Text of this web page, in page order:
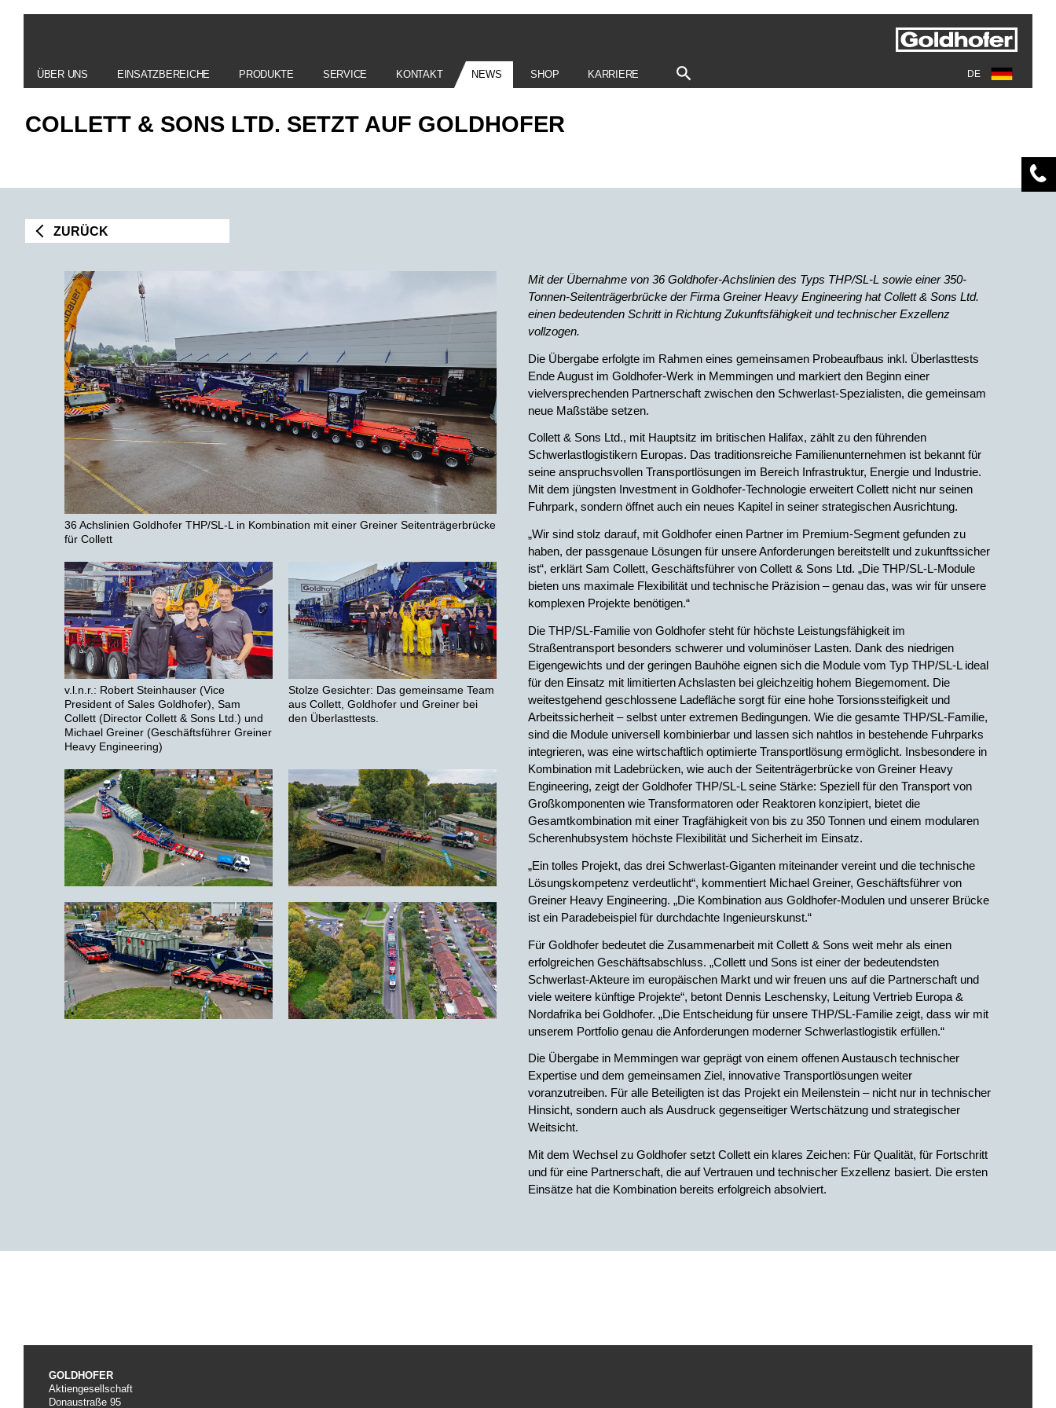
DE
ÜBER UNS EINSATZBEREICHE PRODUKTE SERVICE KONTAKT NEWS SHOP KARRIERE
COLLETT & SONS LTD. SETZT AUF GOLDHOFER
ZURÜCK
36 Achslinien Goldhofer THP/SL-L in Kombination mit einer Greiner Seitenträgerbrücke
für Collett
v.l.n.r.: Robert Steinhauser (Vice
President of Sales Goldhofer), Sam
Collett (Director Collett & Sons Ltd.) und
Michael Greiner (Geschäftsführer Greiner
Heavy Engineering)
Stolze Gesichter: Das gemeinsame Team
aus Collett, Goldhofer und Greiner bei
den Überlasttests.
Mit der Übernahme von 36 Goldhofer-Achslinien des Typs THP/SL-L sowie einer 350-
Tonnen-Seitenträgerbrücke der Firma Greiner Heavy Engineering hat Collett & Sons Ltd.
einen bedeutenden Schritt in Richtung Zukunftsfähigkeit und technischer Exzellenz
vollzogen.
Die Übergabe erfolgte im Rahmen eines gemeinsamen Probeaufbaus inkl. Überlasttests
Ende August im Goldhofer-Werk in Memmingen und markiert den Beginn einer
vielversprechenden Partnerschaft zwischen den Schwerlast-Spezialisten, die gemeinsam
neue Maßstäbe setzen.
Collett & Sons Ltd., mit Hauptsitz im britischen Halifax, zählt zu den führenden
Schwerlastlogistikern Europas. Das traditionsreiche Familienunternehmen ist bekannt für
seine anspruchsvollen Transportlösungen im Bereich Infrastruktur, Energie und Industrie.
Mit dem jüngsten Investment in Goldhofer-Technologie erweitert Collett nicht nur seinen
Fuhrpark, sondern öffnet auch ein neues Kapitel in seiner strategischen Ausrichtung.
„Wir sind stolz darauf, mit Goldhofer einen Partner im Premium-Segment gefunden zu
haben, der passgenaue Lösungen für unsere Anforderungen bereitstellt und zukunftssicher
ist“, erklärt Sam Collett, Geschäftsführer von Collett & Sons Ltd. „Die THP/SL-L-Module
bieten uns maximale Flexibilität und technische Präzision – genau das, was wir für unsere
komplexen Projekte benötigen.“
Die THP/SL-Familie von Goldhofer steht für höchste Leistungsfähigkeit im
Straßentransport besonders schwerer und voluminöser Lasten. Dank des niedrigen
Eigengewichts und der geringen Bauhöhe eignen sich die Module vom Typ THP/SL-L ideal
für den Einsatz mit limitierten Achslasten bei gleichzeitig hohem Biegemoment. Die
weitestgehend geschlossene Ladefläche sorgt für eine hohe Torsionssteifigkeit und
Arbeitssicherheit – selbst unter extremen Bedingungen. Wie die gesamte THP/SL-Familie,
sind die Module universell kombinierbar und lassen sich nahtlos in bestehende Fuhrparks
integrieren, was eine wirtschaftlich optimierte Transportlösung ermöglicht. Insbesondere in
Kombination mit Ladebrücken, wie auch der Seitenträgerbrücke von Greiner Heavy
Engineering, zeigt der Goldhofer THP/SL-L seine Stärke: Speziell für den Transport von
Großkomponenten wie Transformatoren oder Reaktoren konzipiert, bietet die
Gesamtkombination mit einer Tragfähigkeit von bis zu 350 Tonnen und einem modularen
Scherenhubsystem höchste Flexibilität und Sicherheit im Einsatz.
„Ein tolles Projekt, das drei Schwerlast-Giganten miteinander vereint und die technische
Lösungskompetenz verdeutlicht“, kommentiert Michael Greiner, Geschäftsführer von
Greiner Heavy Engineering. „Die Kombination aus Goldhofer-Modulen und unserer Brücke
ist ein Paradebeispiel für durchdachte Ingenieurskunst.“
Für Goldhofer bedeutet die Zusammenarbeit mit Collett & Sons weit mehr als einen
erfolgreichen Geschäftsabschluss. „Collett und Sons ist einer der bedeutendsten
Schwerlast-Akteure im europäischen Markt und wir freuen uns auf die Partnerschaft und
viele weitere künftige Projekte“, betont Dennis Leschensky, Leitung Vertrieb Europa &
Nordafrika bei Goldhofer. „Die Entscheidung für unsere THP/SL-Familie zeigt, dass wir mit
unserem Portfolio genau die Anforderungen moderner Schwerlastlogistik erfüllen.“
Die Übergabe in Memmingen war geprägt von einem offenen Austausch technischer
Expertise und dem gemeinsamen Ziel, innovative Transportlösungen weiter
voranzutreiben. Für alle Beteiligten ist das Projekt ein Meilenstein – nicht nur in technischer
Hinsicht, sondern auch als Ausdruck gegenseitiger Wertschätzung und strategischer
Weitsicht.
Mit dem Wechsel zu Goldhofer setzt Collett ein klares Zeichen: Für Qualität, für Fortschritt
und für eine Partnerschaft, die auf Vertrauen und technischer Exzellenz basiert. Die ersten
Einsätze hat die Kombination bereits erfolgreich absolviert.
GOLDHOFER
Aktiengesellschaft
Donaustraße 95